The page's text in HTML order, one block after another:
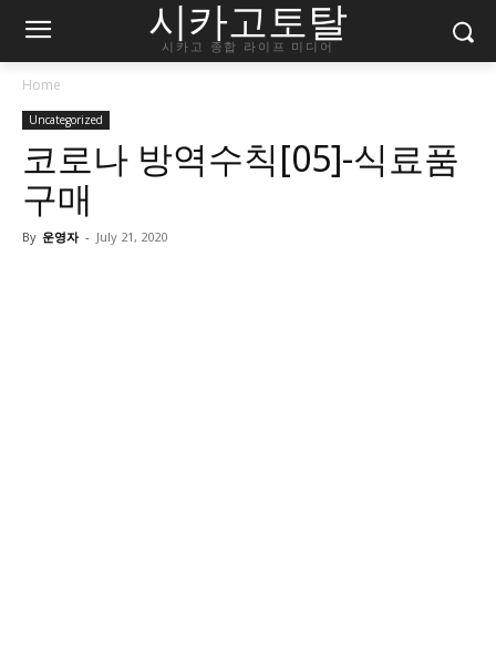
시카고토탈
시카고 종합 라이프 미디어
Home
Uncategorized
코로나 방역수칙[05]-식료품
구매
By 운영자 - July 21, 2020